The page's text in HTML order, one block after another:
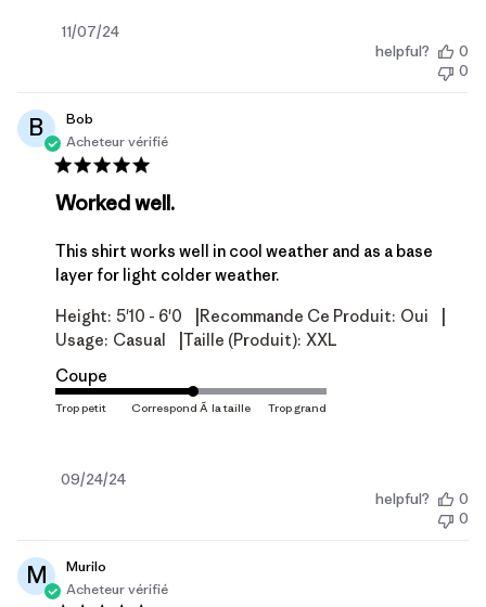
Date
11/07/24
helpful?
0
0
B
Bob
Acheteur vérifié
Worked well.
This shirt works well in cool weather and as a base
layer for light colder weather.
Height: 5'10 - 6'0 Recommande Ce Produit: Oui
Usage: Casual Taille (produit): XXL
Coupe
Date
09/24/24
helpful?
0
0
M
Murilo
Acheteur vérifié